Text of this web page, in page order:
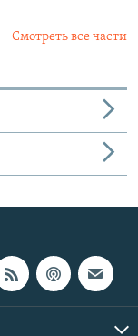
Смотреть все части